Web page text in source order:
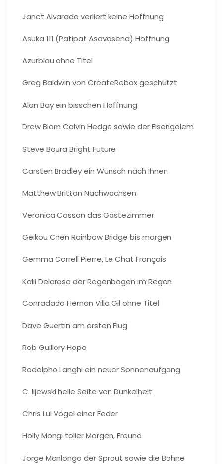
Janet Alvarado verliert keine Hoffnung
Asuka 111 (Patipat Asavasena) Hoffnung
Azurblau ohne Titel
Greg Baldwin von CreateRebox geschützt
Alan Bay ein bisschen Hoffnung
Drew Blom Calvin Hedge sowie der Eisengolem
Steve Boura Bright Future
Carsten Bradley ein Wunsch nach Ihnen
Matthew Britton Nachwachsen
Veronica Casson das Gästezimmer
Geikou Chen Rainbow Bridge bis morgen
Gemma Correll Pierre, Le Chat Français
Kalii Delarosa der Regenbogen im Regen
Conradado Hernan Villa Gil ohne Titel
Dave Guertin am ersten Flug
Rob Guillory Hope
Rodolpho Langhi ein neuer Sonnenaufgang
C. lijewski helle Seite von Dunkelheit
Chris Lui Vögel einer Feder
Holly Mongi toller Morgen, Freund
Jorge Monlongo der Sprout sowie die Bohne